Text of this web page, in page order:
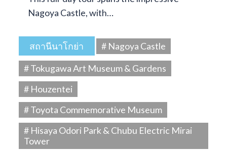
Nagoya Castle, with…
สถานีนาโกย่า
# Nagoya Castle
# Tokugawa Art Museum & Gardens
# Houzentei
# Toyota Commemorative Museum
# Hisaya Odori Park & Chubu Electric Mirai
Tower